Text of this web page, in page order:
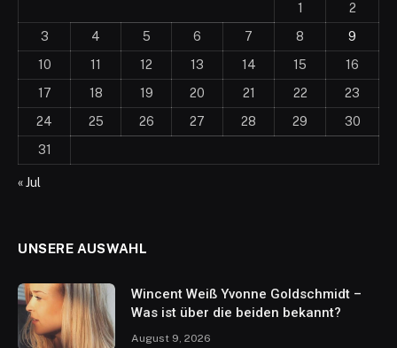
1
2
3
4 5 6 7 8
9
10
11 12 13 14 15
16
17
18 19 20 21 22
23
24
25 26 27 28 29
30
31
« Jul
UNSERE AUSWAHL
Wincent Weiß Yvonne Goldschmidt –
Was ist über die beiden bekannt?
August 9, 2026